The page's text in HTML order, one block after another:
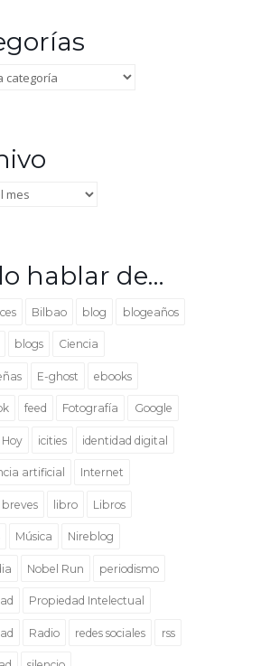
hablar de…
Bilbao blog blogeaños
blogs Ciencia
E-ghost ebooks
feed Fotografía Google
icities identidad digital
artificial Internet
libro Libros
Música Nireblog
Nobel Run periodismo
Propiedad Intelectual
Radio redes sociales rss